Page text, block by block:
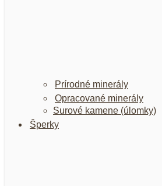
Prírodné minerály
Opracované minerály
Surové kamene (úlomky)
Šperky